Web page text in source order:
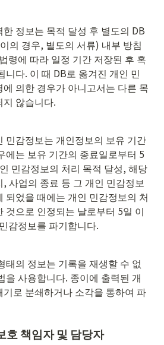
정보는 목적 달성 후 별도의 DB
의 경우, 별도의 서류) 내부 방침
령에 따라 일정 기간 저장된 후 혹
니다. 이 때 DB로 옮겨진 개인 민
의한 경우가 아니고서는 다른 목
않습니다.
민감정보는 개인정보의 보유 기간
에는 보유 기간의 종료일로부터 5
민감정보의 처리 목적 달성, 해당
사업의 종료 등 그 개인 민감정보
되었을 때에는 개인 민감정보의 처
것으로 인정되는 날로부터 5일 이
감정보를 파기합니다.
태의 정보는 기록을 재생할 수 없
을 사용합니다. 종이에 출력된 개
기로 분쇄하거나 소각을 통하여 파
호 책임자 및 담당자